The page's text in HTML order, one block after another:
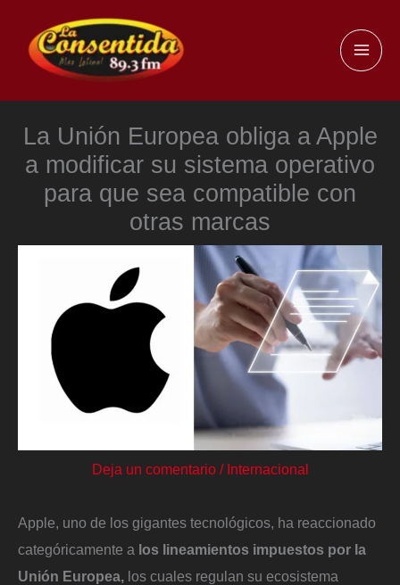
contenido
La Unión Europea obliga a Apple
a modificar su sistema operativo
para que sea compatible con
otras marcas
Deja un comentario / Internacional
Apple, uno de los gigantes tecnológicos, ha reaccionado
categóricamente a los lineamientos impuestos por la
Unión Europea, los cuales regulan su ecosistema